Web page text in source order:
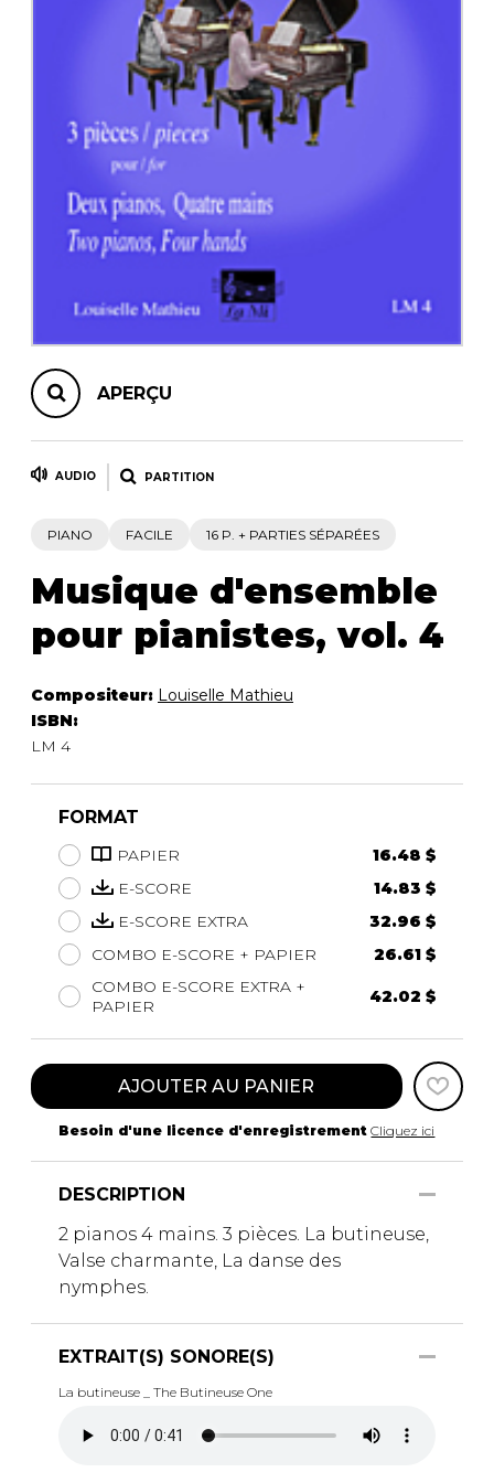
AUTRES PRODUITS
APERÇU
AUDIO PARTITION
PIANO FACILE 16 P. + PARTIES SÉPARÉES
Musique d'ensemble
pour pianistes, vol. 4
Compositeur: Louiselle Mathieu
ISBN:
LM 4
FORMAT
PAPIER
16.48 $
E-SCORE
14.83 $
E-SCORE EXTRA
32.96 $
COMBO E-SCORE + PAPIER
26.61 $
COMBO E-SCORE EXTRA +
PAPIER
42.02 $
AJOUTER AU PANIER
Besoin d'une licence d'enregistrement Cliquez ici
DESCRIPTION
2 pianos 4 mains. 3 pièces. La butineuse,
Valse charmante, La danse des
nymphes.
EXTRAIT(S) SONORE(S)
La butineuse _ The Butineuse One